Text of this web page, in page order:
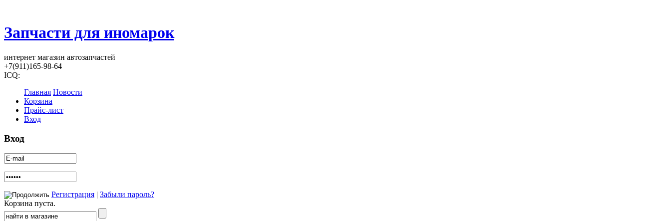
Запчасти для иномарок
интернет магазин автозапчастей
+7(911)165-98-64
ICQ:
Главная Новости
Корзина
Прайс-лист
Вход
Вход
Регистрация | Забыли пароль?
Корзина пуста.